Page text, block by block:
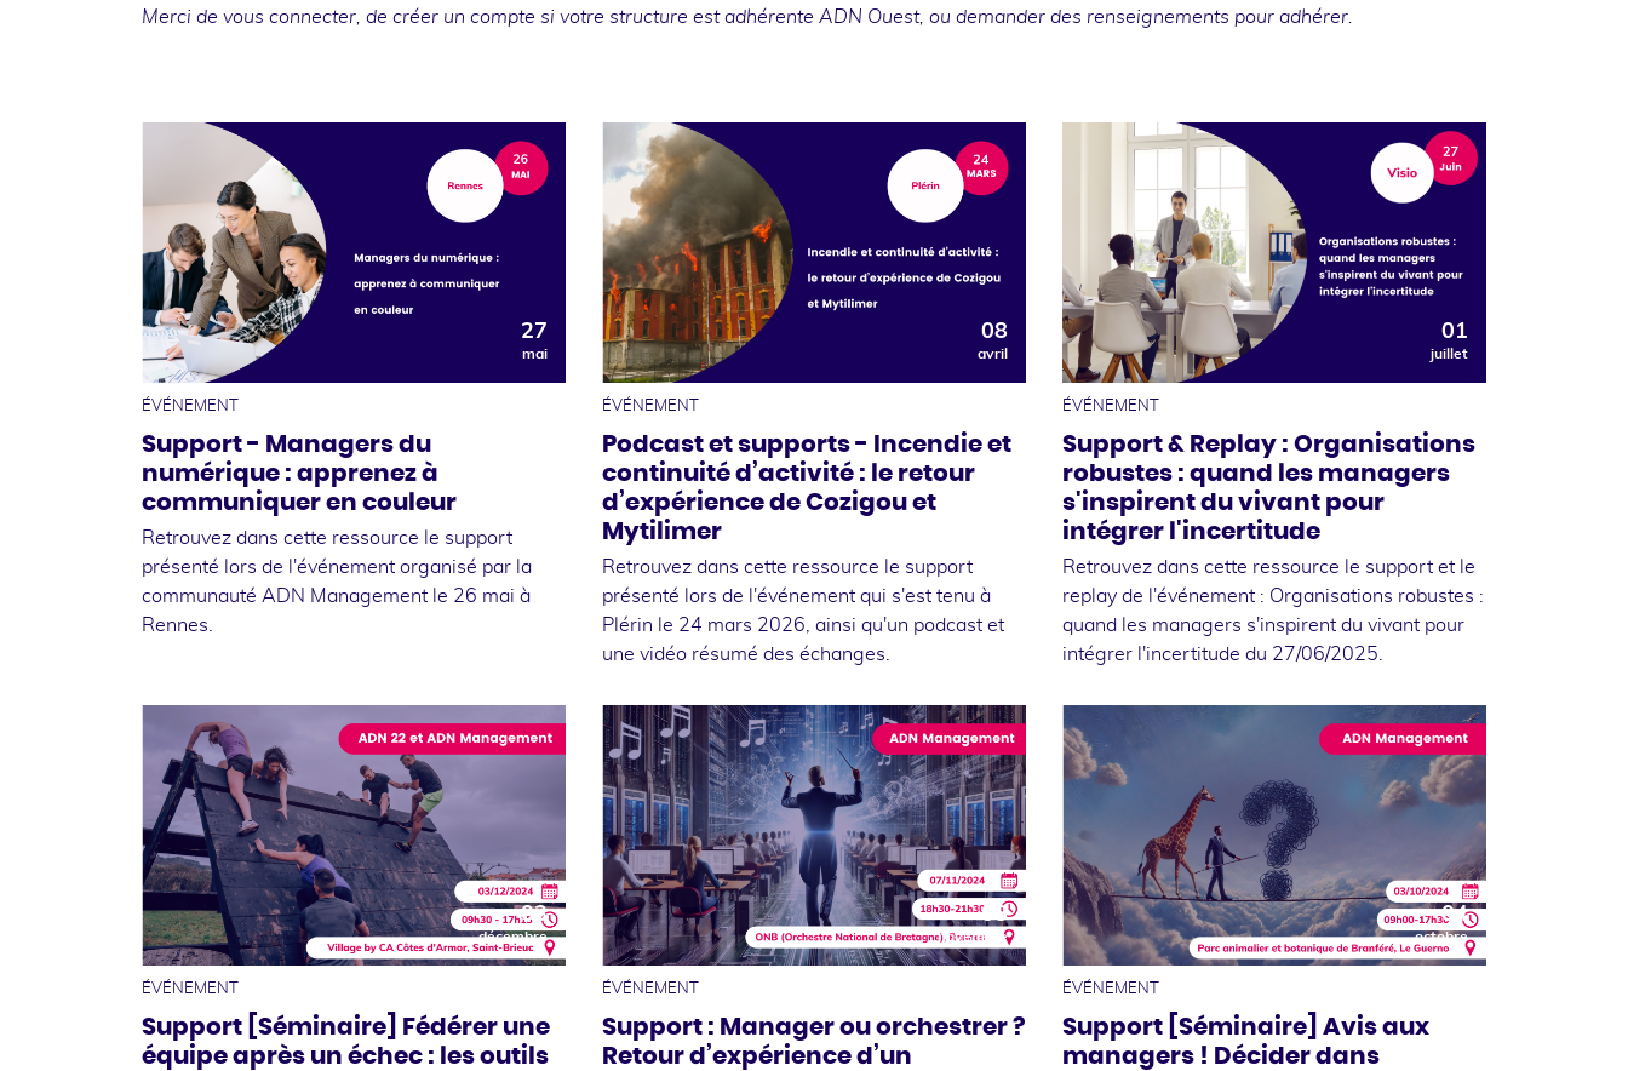
Merci de vous connecter, de créer un compte si votre structure est adhérente ADN Ouest, ou demander des renseignements pour adhérer.
27
mai
ÉVÉNEMENT
Support - Managers du
numérique : apprenez à
communiquer en couleur
Retrouvez dans cette ressource le support
présenté lors de l'événement organisé par la
communauté ADN Management le 26 mai à
Rennes.
08
avril
ÉVÉNEMENT
Podcast et supports - Incendie et
continuité d’activité : le retour
d’expérience de Cozigou et
Mytilimer
Retrouvez dans cette ressource le support
présenté lors de l'événement qui s'est tenu à
Plérin le 24 mars 2026, ainsi qu'un podcast et
une vidéo résumé des échanges.
01
juillet
ÉVÉNEMENT
Support & Replay : Organisations
robustes : quand les managers
s'inspirent du vivant pour
intégrer l'incertitude
Retrouvez dans cette ressource le support et le
replay de l'événement : Organisations robustes :
quand les managers s'inspirent du vivant pour
intégrer l'incertitude du 27/06/2025.
03
décembre
ÉVÉNEMENT
Support [Séminaire] Fédérer une
équipe après un échec : les outils
08
novembre
ÉVÉNEMENT
Support : Manager ou orchestrer ?
Retour d’expérience d’un
04
octobre
ÉVÉNEMENT
Support [Séminaire] Avis aux
managers ! Décider dans